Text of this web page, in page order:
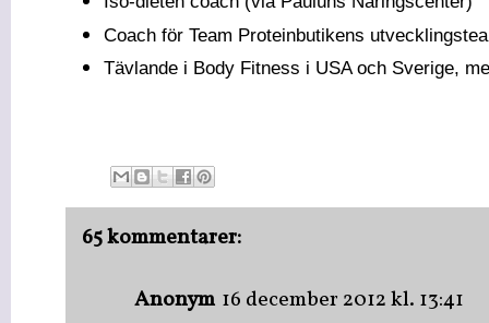
Coach för Team Proteinbutikens
Tävlande i Body Fitness i USA och Sverige,
65 kommentarer:
Anonym 16 december 2012 kl. 13:41